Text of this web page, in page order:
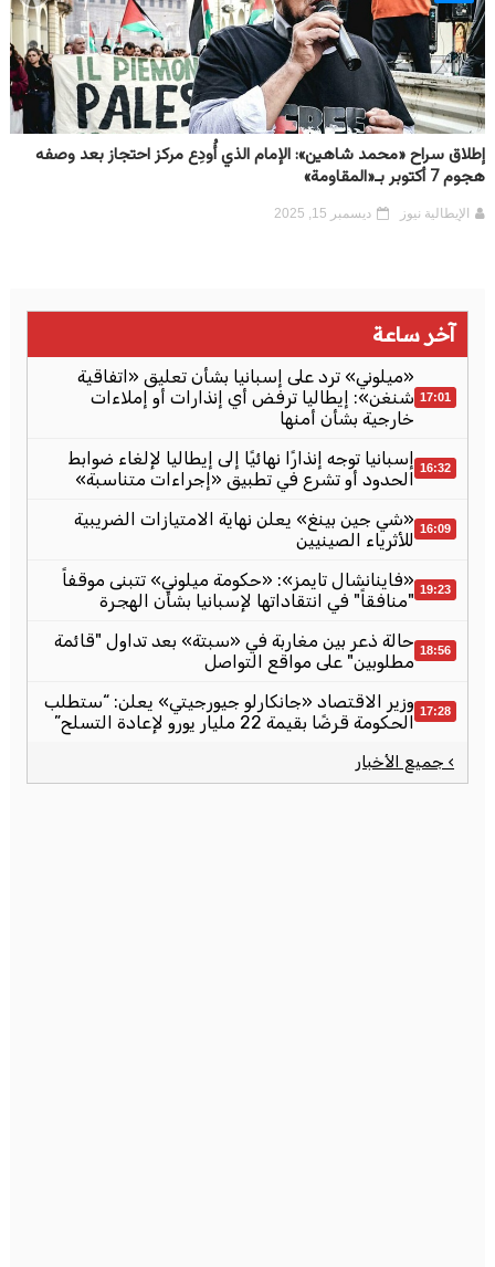
إطلاق سراح «محمد شاهين»: الإمام الذي أُودِع مركز احتجاز بعد وصفه
هجوم 7 أكتوبر بـ«المقاومة»
الإيطالية نيوز ديسمبر 15, 2025
آخر ساعة
17:01
«ميلوني» ترد على إسبانيا بشأن تعليق «اتفاقية
شنغن»: إيطاليا ترفض أي إنذارات أو إملاءات
خارجية بشأن أمنها
16:32 إسبانيا توجه إنذارًا نهائيًا إلى إيطاليا لإلغاء ضوابط
الحدود أو تشرع في تطبيق «إجراءات متناسبة»
16:09 «شي جين بينغ» يعلن نهاية الامتيازات الضريبية
للأثرياء الصينيين
19:23 «فاينانشال تايمز»: «حكومة ميلوني» تتبنى موقفاً
"منافقاً" في انتقاداتها لإسبانيا بشأن الهجرة
18:56 حالة ذعر بين مغاربة في «سبتة» بعد تداول "قائمة
مطلوبين" على مواقع التواصل
17:28 وزير الاقتصاد «جانكارلو جيورجيتي» يعلن: “ستطلب
الحكومة قرضًا بقيمة 22 مليار يورو لإعادة التسلح”
› جميع الأخبار